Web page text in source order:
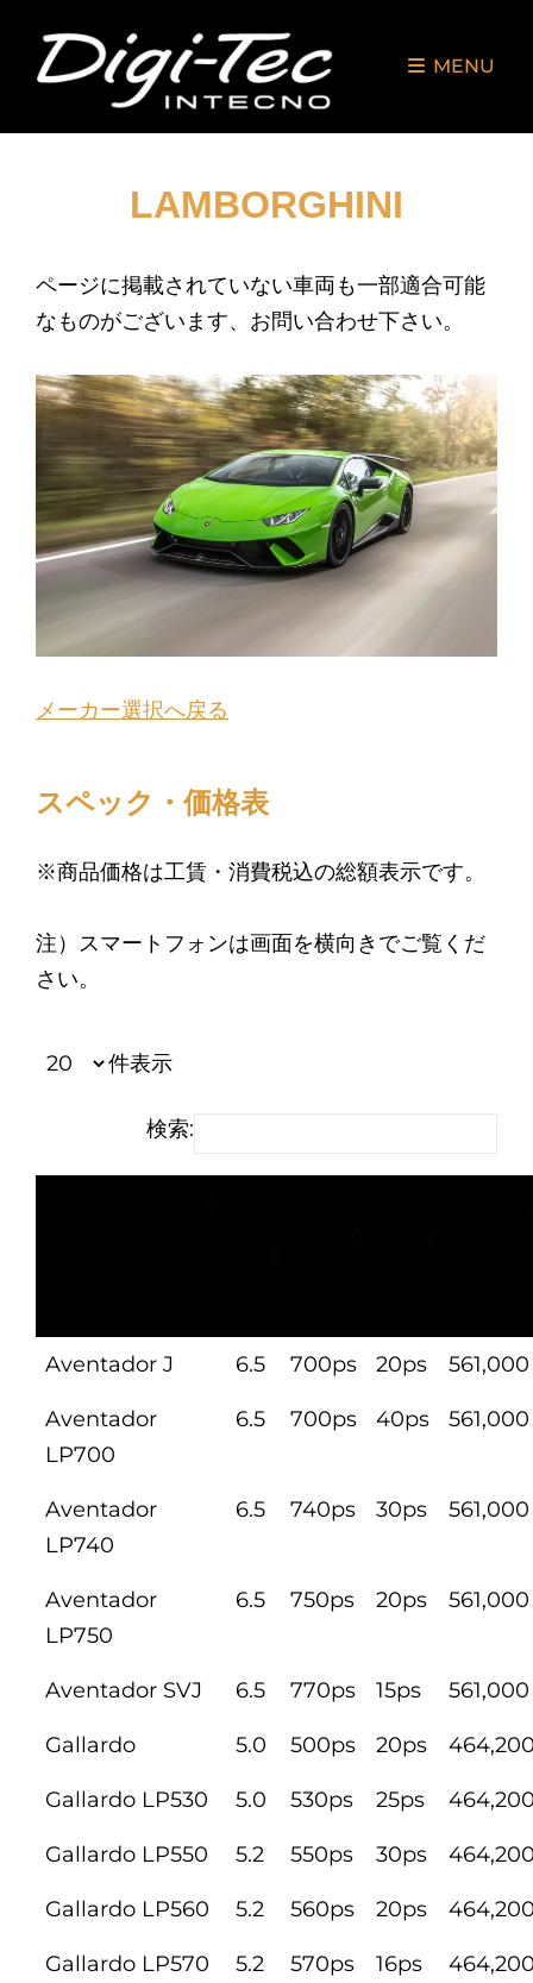
MENU
LAMBORGHINI
ページに掲載されていない車両も一部適合可能
なものがございます、お問い合わせ下さい。
メーカー選択へ戻る
スペック・価格表
※商品価格は工賃・消費税込の総額表示です。
注）スマートフォンは画面を横向きでご覧くだ
さい。
件表示
検索:
Aventador J 6.5 700ps 20ps 561,000
Aventador
LP700
6.5 700ps 40ps 561,000
Aventador
LP740
6.5 740ps 30ps 561,000
Aventador
LP750
6.5 750ps 20ps 561,000
Aventador SVJ 6.5 770ps 15ps 561,000
Gallardo 5.0 500ps 20ps
Gallardo LP530 5.0 530ps 25ps
Gallardo LP550 5.2 550ps 30ps
Gallardo LP560 5.2 560ps 20ps
Gallardo LP570 5.2 570ps 16ps